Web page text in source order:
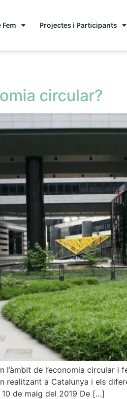
Fem Projectes i Participants
circular?
l’àmbit de l’economia circular
realitzant a Catalunya i els
de maig del 2019 De […]